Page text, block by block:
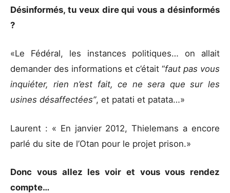
Désinformés, tu veux dire qui vous a désinformés
?
«Le Fédéral, les instances politiques… on allait
demander des informations et c’était “faut pas vous
inquiéter, rien n’est fait, ce ne sera que sur les
usines désaffectées”, et patati et patata…»
Laurent : « En janvier 2012, Thielemans a encore
parlé du site de l’Otan pour le projet prison.»
Donc vous allez les voir et vous vous rendez
compte…